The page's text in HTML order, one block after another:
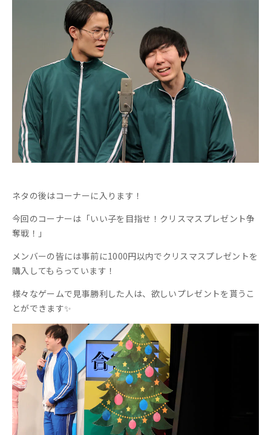
ネタの後はコーナーに入ります！
今回のコーナーは「いい子を目指せ！クリスマスプレゼント争
奪戦！」
メンバーの皆には事前に1000円以内でクリスマスプレゼントを
購入してもらっています！
様々なゲームで見事勝利した人は、欲しいプレゼントを貰うこ
とができます✨